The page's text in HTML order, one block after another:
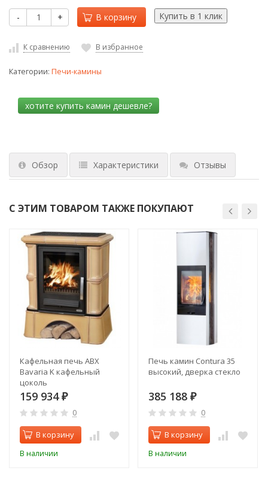
- + В корзину
К сравнению В избранное
Категории: Печи-камины
Обзор Характеристики Отзывы
С ЭТИМ ТОВАРОМ ТАКЖЕ ПОКУПАЮТ
Кафельная печь ABX
Bavaria K кафельный
цоколь
159 934 ₽
0
В корзину
В наличии
Печь камин Contura 35
высокий, дверка стекло
385 188 ₽
0
В корзину
В наличии